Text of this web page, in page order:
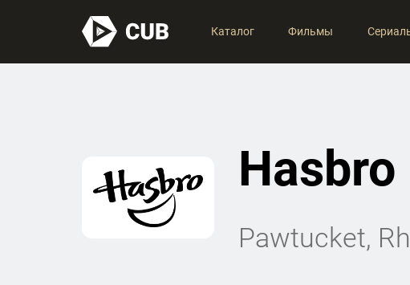
Каталог Фильмы
Hasbro
Pawtucket,